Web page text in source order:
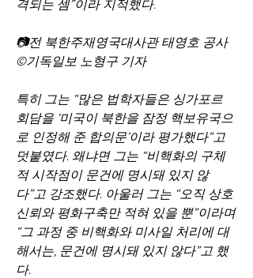
격되는 셈”이라 지적했다.
📷전 북한주재영국대사관 태영호 공사
©기독일보 노형구 기자
특히 그는 “많은 법학자들은 싱가포르
회담을 ‘미국이 북한을 잠정 핵보유국으
로 인정해 준 합의문’이라 평가했다”고
덧붙였다. 왜냐면 그는 “비핵화의 구체
적 시작점이 문건에 명시돼 있지 않
다”고 강조했다. 아울러 그는 “오직 상호
신뢰와 평화구축만 적혀 있을 뿐”이라며
“그 과정 중 비핵화와 미사일 처리에 대
해서는, 문건에 명시돼 있지 않다”고 했
다.